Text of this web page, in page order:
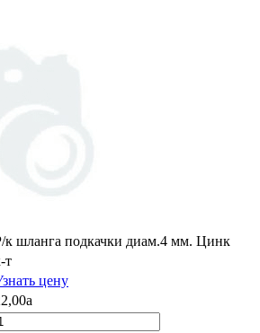
к шланга подкачки диам.4 мм. Цинк
т
цену
a